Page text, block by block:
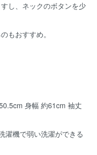
し、ネックのボタンを少
もおすすめ。
身幅 約61cm 袖丈
機で弱い洗濯ができる